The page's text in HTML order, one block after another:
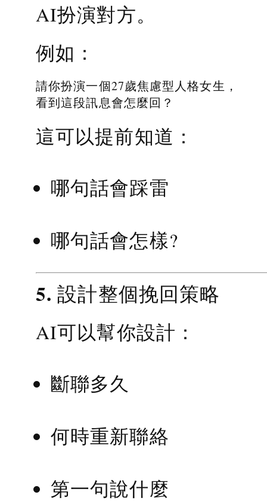
AI扮演對方。
例如：
請你扮演一個27歲焦慮型人格女生，
看到這段訊息會怎麼回？
這可以提前知道：
哪句話會踩雷
哪句話會怎樣?
5. 設計整個挽回策略
AI可以幫你設計：
斷聯多久
何時重新聯絡
第一句說什麼